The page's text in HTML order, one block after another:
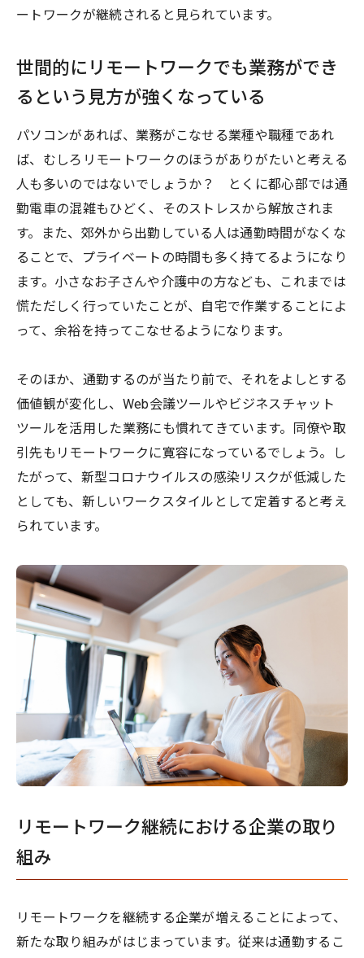
ートワークが継続されると見られています。
世間的にリモートワークでも業務ができ
るという見方が強くなっている
パソコンがあれば、業務がこなせる業種や職種であれ
ば、むしろリモートワークのほうがありがたいと考える
人も多いのではないでしょうか？ とくに都心部では通
勤電車の混雑もひどく、そのストレスから解放されま
す。また、郊外から出勤している人は通勤時間がなくな
ることで、プライベートの時間も多く持てるようになり
ます。小さなお子さんや介護中の方なども、これまでは
慌ただしく行っていたことが、自宅で作業することによ
って、余裕を持ってこなせるようになります。
そのほか、通勤するのが当たり前で、それをよしとする
価値観が変化し、Web会議ツールやビジネスチャット
ツールを活用した業務にも慣れてきています。同僚や取
引先もリモートワークに寛容になっているでしょう。し
たがって、新型コロナウイルスの感染リスクが低減した
としても、新しいワークスタイルとして定着すると考え
られています。
リモートワーク継続における企業の取り
組み
リモートワークを継続する企業が増えることによって、
新たな取り組みがはじまっています。従来は通勤するこ